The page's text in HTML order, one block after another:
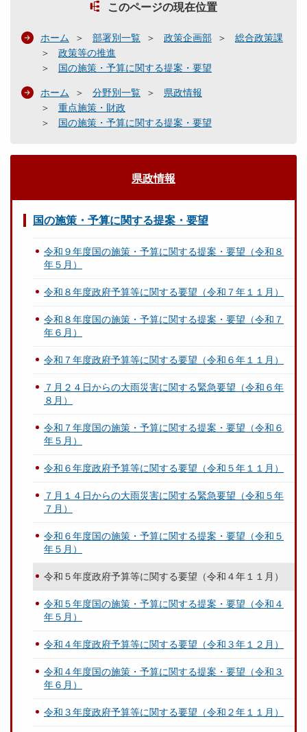
このページの現在位置
ホーム 部署別一覧 政策企画部
総合政策課
政策等の推進
国の施策・予算に関する提案・要望
ホーム 分野別一覧
県政情報
重点施策・財政
国の施策・予算に関する提案・要望
県政情報
国の施策・予算に関する提案・要望
令和９年度国の施策・予算に関する提案・要望（令和８
年５月）
令和８年度政府予算等に関する要望（令和７年１１月）
令和８年度国の施策・予算に関する提案・要望（令和７
年６月）
令和７年度政府予算等に関する要望（令和６年１１月）
７月２４日からの大雨災害に関する緊急要望（令和６年
８月）
令和７年度国の施策・予算に関する提案・要望（令和６
年５月）
令和６年度政府予算等に関する要望（令和５年１１月）
７月１４日からの大雨災害に関する緊急要望（令和５年
７月）
令和６年度国の施策・予算に関する提案・要望（令和５
年５月）
令和５年度政府予算等に関する要望（令和４年１１月）
令和５年度国の施策・予算に関する提案・要望（令和４
年５月）
令和４年度政府予算等に関する要望（令和３年１２月）
令和４年度国の施策・予算に関する提案・要望（令和３
年６月）
令和３年度政府予算等に関する要望（令和２年１１月）